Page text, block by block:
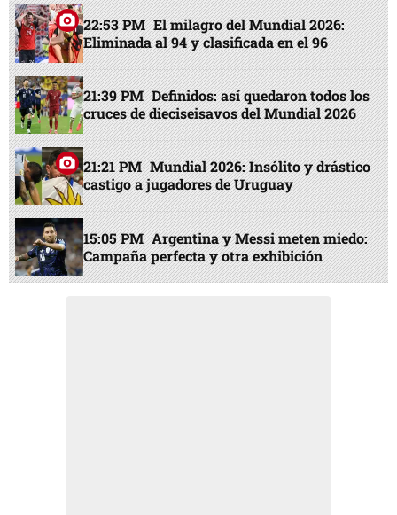
22:53 PM El milagro del Mundial 2026:
Eliminada al 94 y clasificada en el 96
21:39 PM Definidos: así quedaron todos los
cruces de dieciseisavos del Mundial 2026
21:21 PM Mundial 2026: Insólito y drástico
castigo a jugadores de Uruguay
15:05 PM Argentina y Messi meten miedo:
Campaña perfecta y otra exhibición